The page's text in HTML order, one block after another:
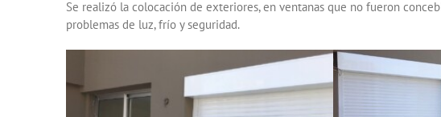
Se realizó la colocación de exteriores, en ventanas que no fueron
problemas de luz, frío y seguridad.